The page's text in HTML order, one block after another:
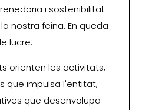
i sostenibilitat
nostra feina. En queda
lucre.
orienten les activitats,
que impulsa l'entitat,
que desenvolupa